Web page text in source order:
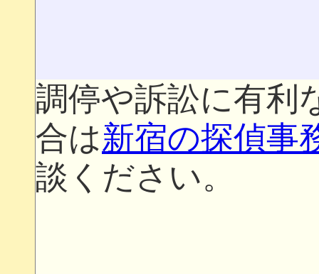
調停や訴訟に有利
合は新宿の探偵事
談ください。